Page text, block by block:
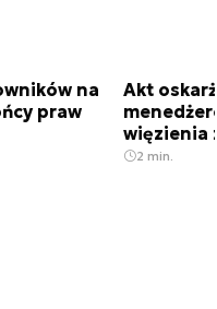
na
praw
Akt
więzienia
2 min.